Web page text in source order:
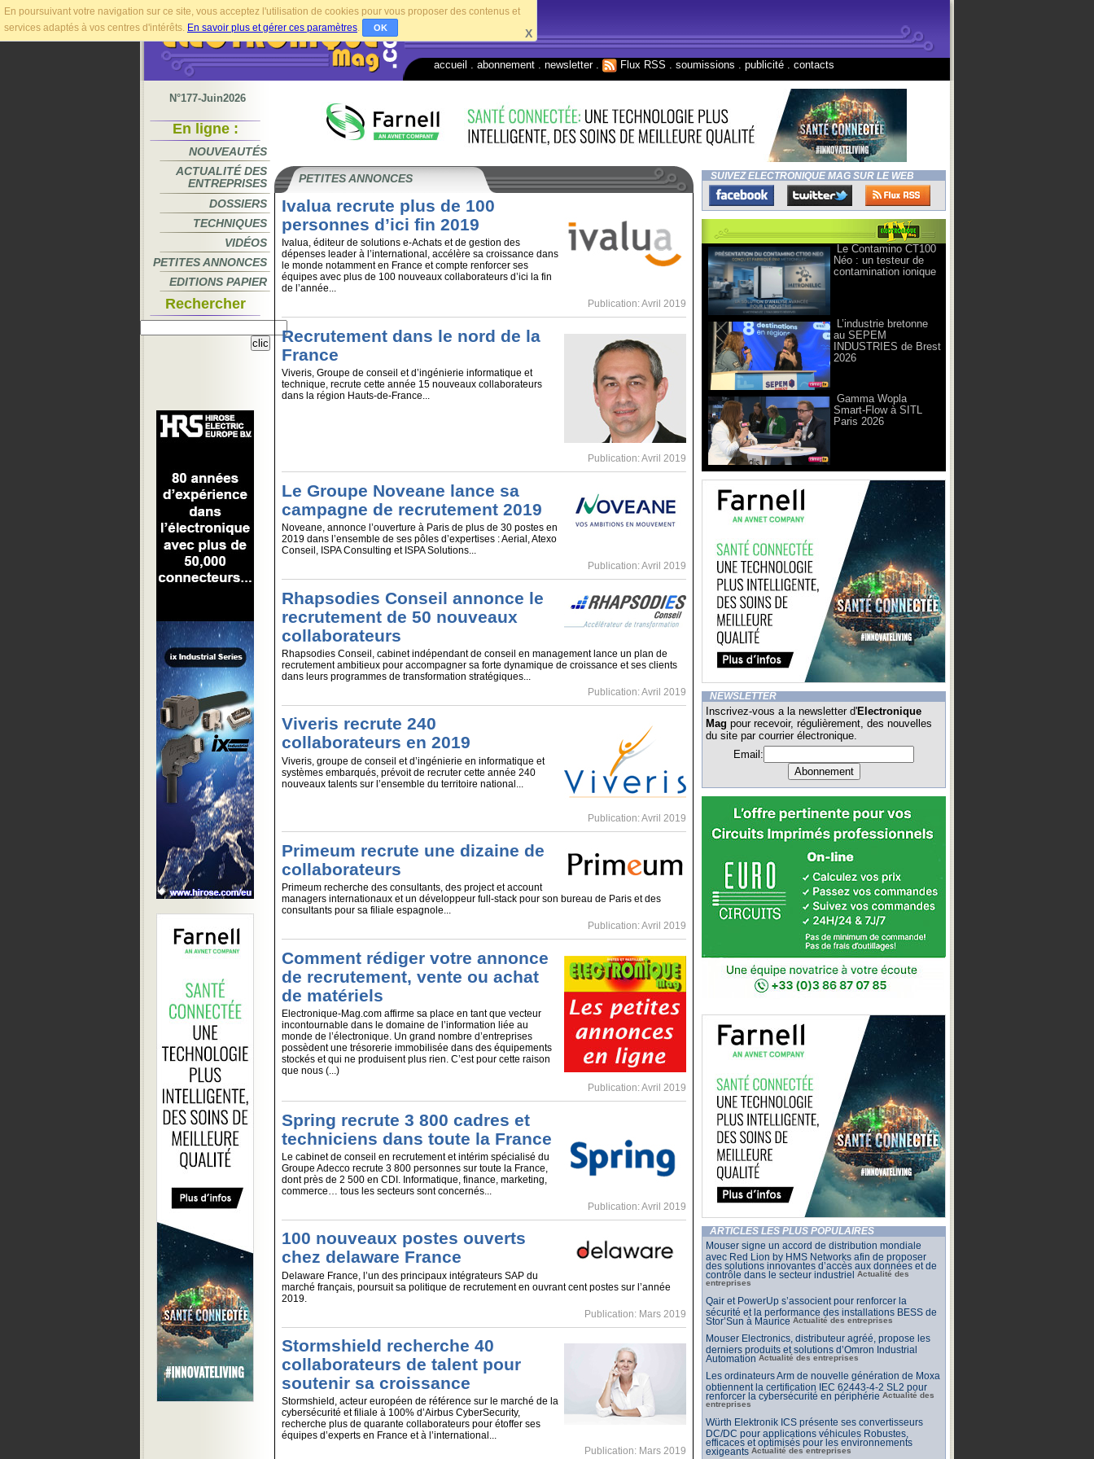
En poursuivant votre navigation sur ce site, vous acceptez l'utilisation de cookies pour vous proposer des contenus et
services adaptés à vos centres d'intérêts. En savoir plus et gérer ces paramètres. OK X
accueil abonnement newsletter. Flux RSS soumissions publicité contacts
N°177-Juin2026
En ligne :
NOUVEAUTÉS
ACTUALITÉ DES
ENTREPRISES
DOSSIERS
TECHNIQUES
VIDÉOS
PETITES ANNONCES
EDITIONS PAPIER
Rechercher
PETITES ANNONCES
Ivalua recrute plus de 100
personnes d’ici fin 2019
Ivalua, éditeur de solutions e-Achats et de gestion des
dépenses leader à l’international, accélère sa croissance dans
le monde notamment en France et compte renforcer ses
équipes avec plus de 100 nouveaux collaborateurs d’ici la fin
de l’année...
Publication: Avril 2019
Recrutement dans le nord de la
France
Viveris, Groupe de conseil et d’ingénierie informatique et
technique, recrute cette année 15 nouveaux collaborateurs
dans la région Hauts-de-France...
Publication: Avril 2019
Le Groupe Noveane lance sa
campagne de recrutement 2019
Noveane, annonce l’ouverture à Paris de plus de 30 postes en
2019 dans l’ensemble de ses pôles d’expertises : Aerial, Atexo
Conseil, ISPA Consulting et ISPA Solutions...
Publication: Avril 2019
Rhapsodies Conseil annonce le
recrutement de 50 nouveaux
collaborateurs
Rhapsodies Conseil, cabinet indépendant de conseil en management lance un plan de
recrutement ambitieux pour accompagner sa forte dynamique de croissance et ses clients
dans leurs programmes de transformation stratégiques...
Publication: Avril 2019
Viveris recrute 240
collaborateurs en 2019
Viveris, groupe de conseil et d’ingénierie en informatique et
systèmes embarqués, prévoit de recruter cette année 240
nouveaux talents sur l’ensemble du territoire national...
Publication: Avril 2019
Primeum recrute une dizaine de
collaborateurs
Primeum recherche des consultants, des project et account
managers internationaux et un développeur full-stack pour son bureau de Paris et des
consultants pour sa filiale espagnole...
Publication: Avril 2019
Comment rédiger votre annonce
de recrutement, vente ou achat
de matériels
Electronique-Mag.com affirme sa place en tant que vecteur
incontournable dans le domaine de l’information liée au
monde de l’électronique. Un grand nombre d’entreprises
possèdent une trésorerie immobilisée dans des équipements
stockés et qui ne produisent plus rien. C’est pour cette raison
que nous (...)
Publication: Avril 2019
Spring recrute 3 800 cadres et
techniciens dans toute la France
Le cabinet de conseil en recrutement et intérim spécialisé du
Groupe Adecco recrute 3 800 personnes sur toute la France,
dont près de 2 500 en CDI. Informatique, finance, marketing,
commerce… tous les secteurs sont concernés...
Publication: Avril 2019
100 nouveaux postes ouverts
chez delaware France
Delaware France, l’un des principaux intégrateurs SAP du
marché français, poursuit sa politique de recrutement en ouvrant cent postes sur l’année
2019.
Publication: Mars 2019
Stormshield recherche 40
collaborateurs de talent pour
soutenir sa croissance
Stormshield, acteur européen de référence sur le marché de la
cybersécurité et filiale à 100% d’Airbus CyberSecurity,
recherche plus de quarante collaborateurs pour étoffer ses
équipes d’experts en France et à l’international...
Publication: Mars 2019
SUIVEZ ELECTRONIQUE MAG SUR LE WEB
Le Contamino CT100
Néo : un testeur de
contamination ionique
L’industrie bretonne
au SEPEM
INDUSTRIES de Brest
2026
Gamma Wopla
Smart-Flow à SITL
Paris 2026
NEWSLETTER
Inscrivez-vous a la newsletter d'Electronique
Mag pour recevoir, régulièrement, des nouvelles
du site par courrier électronique.
Email:
ARTICLES LES PLUS POPULAIRES
Mouser signe un accord de distribution mondiale
avec Red Lion by HMS Networks afin de proposer
des solutions innovantes d’accès aux données et de
contrôle dans le secteur industriel Actualité des
entreprises
Qair et PowerUp s’associent pour renforcer la
sécurité et la performance des installations BESS de
Stor’Sun à Maurice Actualité des entreprises
Mouser Electronics, distributeur agréé, propose les
derniers produits et solutions d’Omron Industrial
Automation Actualité des entreprises
Les ordinateurs Arm de nouvelle génération de Moxa
obtiennent la certification IEC 62443-4-2 SL2 pour
renforcer la cybersécurité en périphérie Actualité des
entreprises
Würth Elektronik ICS présente ses convertisseurs
DC/DC pour applications véhicules Robustes,
efficaces et optimisés pour les environnements
exigeants Actualité des entreprises